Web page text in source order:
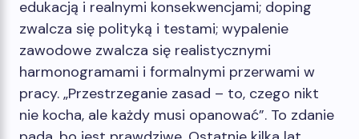
edukacją i realnymi konsekwencjami; doping
zwalcza się polityką i testami; wypalenie
zawodowe zwalcza się realistycznymi
harmonogramami i formalnymi przerwami w
pracy. „Przestrzeganie zasad – to, czego nikt
nie kocha, ale każdy musi opanować”. To zdanie